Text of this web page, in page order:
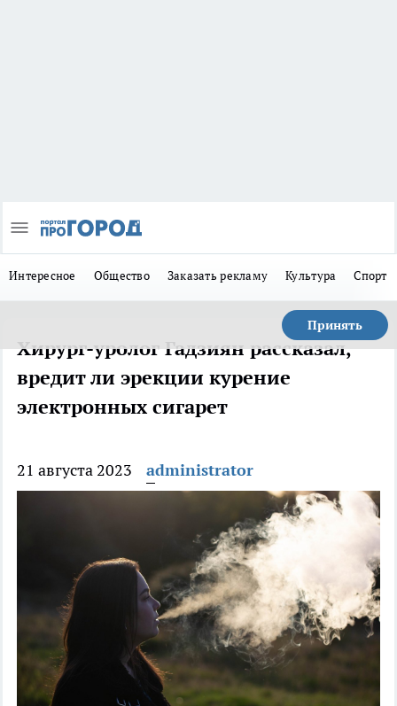
Интересное Общество Заказать рекламу Культура Спорт
Принять
Хирург-уролог Гадзиян рассказал,
вредит ли эрекции курение
электронных сигарет
21 августа 2023 administrator